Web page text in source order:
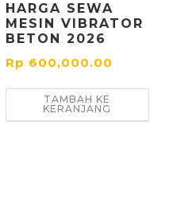
HARGA SEWA
MESIN VIBRATOR
BETON 2026
Rp 600,000.00
TAMBAH KE
KERANJANG